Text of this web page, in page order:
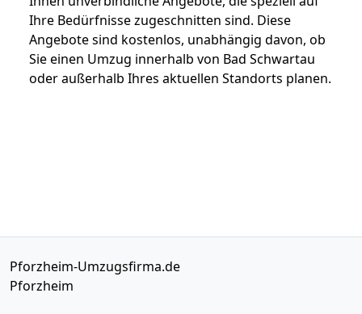
Ihre Bedürfnisse zugeschnitten sind. Diese
Angebote sind kostenlos, unabhängig davon, ob
Sie einen Umzug innerhalb von Bad Schwartau
oder außerhalb Ihres aktuellen Standorts planen.
Pforzheim-Umzugsfirma.de
Pforzheim